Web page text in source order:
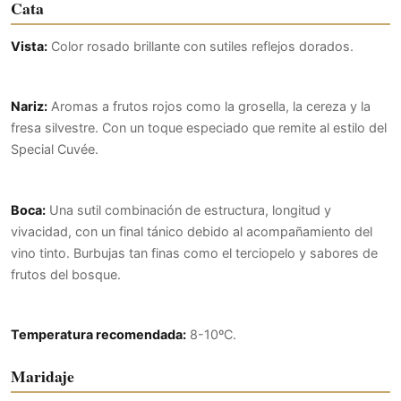
Cata
Vista: Color rosado brillante con sutiles reflejos dorados.
Nariz: Aromas a frutos rojos como la grosella, la cereza y la
fresa silvestre. Con un toque especiado que remite al estilo del
Special Cuvée.
Boca: Una sutil combinación de estructura, longitud y
vivacidad, con un final tánico debido al acompañamiento del
vino tinto. Burbujas tan finas como el terciopelo y sabores de
frutos del bosque.
Temperatura recomendada: 8-10ºC.
Maridaje